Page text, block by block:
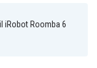
iRobot Roomba 6